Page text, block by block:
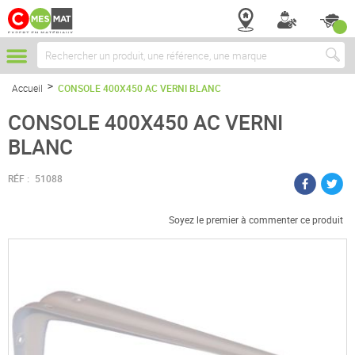
Chercher
Accueil CONSOLE 400X450 AC VERNI BLANC
CONSOLE 400X450 AC VERNI
BLANC
RÉF : 51088
Soyez le premier à commenter ce produit
Passer